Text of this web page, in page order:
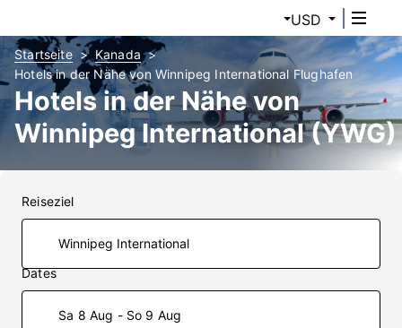
USD
Startseite
Kanada
Hotels in der Nähe von Winnipeg International Flughafen
Hotels in der Nähe von
Winnipeg International (YWG)
Reiseziel
Dates
Sa 8 Aug - So 9 Aug